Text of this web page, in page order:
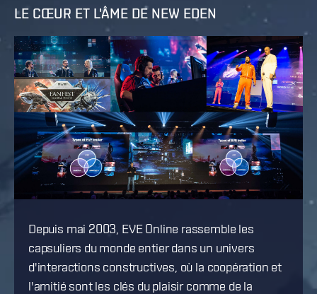
LE CŒUR ET L'ÂME DE NEW EDEN
Depuis mai 2003, EVE Online rassemble les
capsuliers du monde entier dans un univers
d'interactions constructives, où la coopération et
l'amitié sont les clés du plaisir comme de la